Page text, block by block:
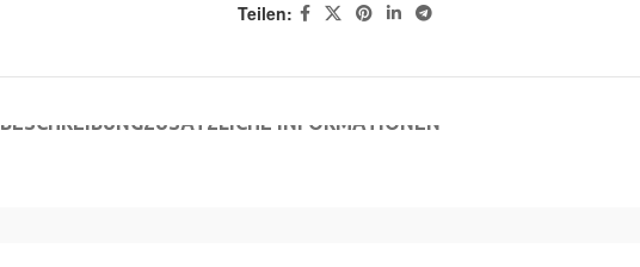
Teilen:
BESCHREIBUNGZUSÄTZLICHE INFORMATIONEN